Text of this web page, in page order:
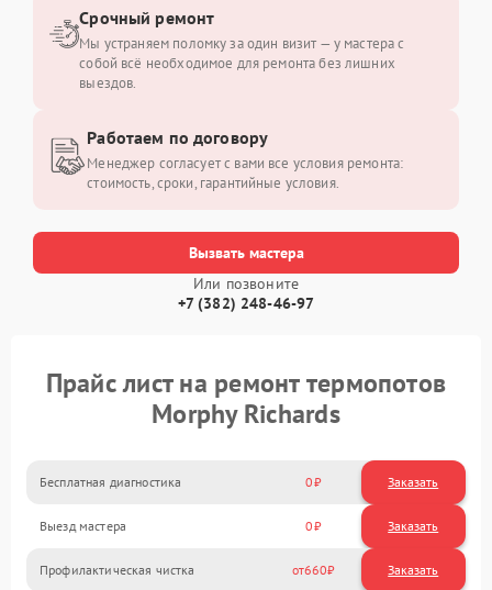
Вызвать мастера
Или позвоните
+7 (382) 248-46-97
Срочный ремонт
Мы устраняем поломку за один визит — у мастера с
собой всё необходимое для ремонта без лишних
выездов.
Работаем по договору
Менеджер согласует с вами все условия ремонта:
стоимость, сроки, гарантийные условия.
Прайс лист на ремонт термопотов
Morphy Richards
Бесплатная диагностика 0 Заказать
Выезд мастера 0 Заказать
Профилактическая чистка 660